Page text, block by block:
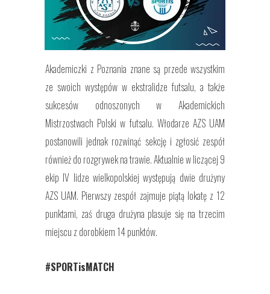
Akademiczki z Poznania znane są przede wszystkim
ze swoich występów w ekstralidze futsalu, a także
sukcesów odnoszonych w Akademickich
Mistrzostwach Polski w futsalu. Włodarze AZS UAM
postanowili jednak rozwinąć sekcję i zgłosić zespół
również do rozgrywek na trawie. Aktualnie w liczącej 9
ekip IV lidze wielkopolskiej występują dwie drużyny
AZS UAM. Pierwszy zespół zajmuje piątą lokatę z 12
punktami, zaś druga drużyna plasuje się na trzecim
miejscu z dorobkiem 14 punktów.
#SPORTisMATCH